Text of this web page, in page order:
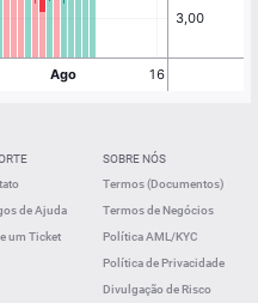
de Ajuda
um Ticket
SOBRE NÓS
Termos (Documentos)
Termos de Negócios
Política AML/KYC
Política de Privacidade
Divulgação de Risco